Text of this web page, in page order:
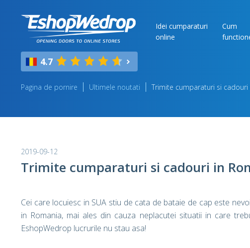
Idei cumparaturi
online
Cum
4.7
Pagina de pornire Ultimele noutati Trimite cumparaturi si cadouri
2019-09-12
Trimite cumparaturi si cadouri in
Cei care locuiesc in SUA stiu de cata de bataie de cap este
in Romania, mai ales din cauza neplacutei situatii in care
EshopWedrop lucrurile nu stau asa!